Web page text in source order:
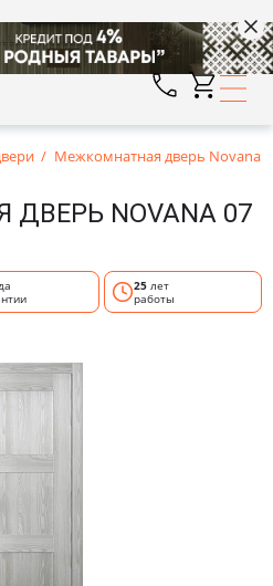
Межкомнатная дверь Novana
NOVANA 07
25 лет
работы